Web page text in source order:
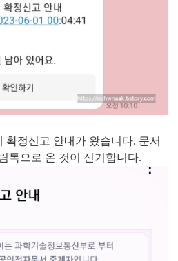
확정신고 안내가 왔습니다. 문서
톡으로 온 것이 신기합니다.